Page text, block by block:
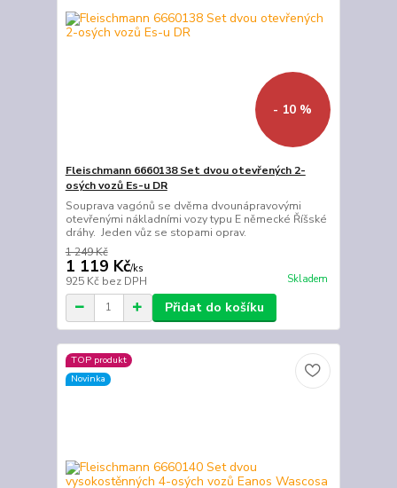
- 10 %
Fleischmann 6660138 Set dvou otevřených 2-
osých vozů Es-u DR
Souprava vagónů se dvěma dvounápravovými
otevřenými nákladními vozy typu E německé Říšské
dráhy. Jeden vůz se stopami oprav.
1 249 Kč
1 119 Kč/ks
925 Kč bez DPH Skladem
Přidat do košíku
TOP produkt
Novinka